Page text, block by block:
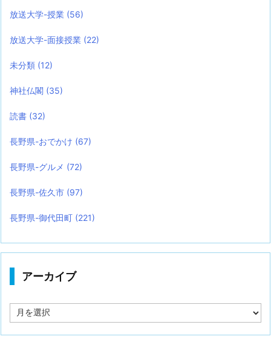
放送大学-授業 (56)
放送大学-面接授業 (22)
未分類 (12)
神社仏閣 (35)
読書 (32)
長野県-おでかけ (67)
長野県-グルメ (72)
長野県-佐久市 (97)
長野県-御代田町 (221)
アーカイブ
ー